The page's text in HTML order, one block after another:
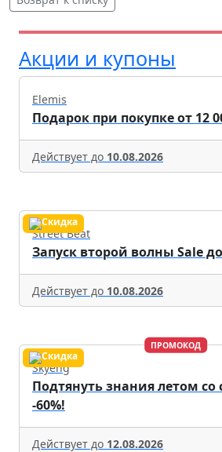
Акции и купоны
Elemis
Подарок при покупке от 12
Действует до 10.08.2026
Street Beat
Запуск второй волны Sale
Действует до 10.08.2026
ПРОМОКОД
Skyeng
Подтянуть знания летом со
-60%!
Действует до 12.08.2026